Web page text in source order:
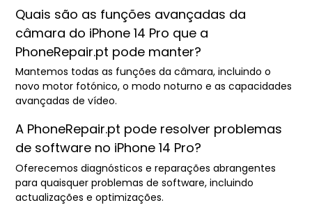
Quais são as funções avançadas da
câmara do iPhone 14 Pro que a
PhoneRepair.pt pode manter?
Mantemos todas as funções da câmara, incluindo o
novo motor fotónico, o modo noturno e as capacidades
avançadas de vídeo.
A PhoneRepair.pt pode resolver problemas
de software no iPhone 14 Pro?
Oferecemos diagnósticos e reparações abrangentes
para quaisquer problemas de software, incluindo
actualizações e optimizações.